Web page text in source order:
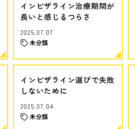
インビザライン治療期間が
長いと感じるつらさ
2025.07.07
未分類
インビザライン選びで失敗
しないために
2025.07.04
未分類